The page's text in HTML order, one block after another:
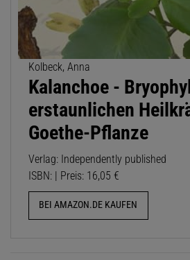
Kolbeck, Anna
Kalanchoe -
erstaunlichen
Goethe-Pflanze
Verlag: Independently published
ISBN: | Preis: 16,05 €
BEI AMAZON.DE KAUFEN